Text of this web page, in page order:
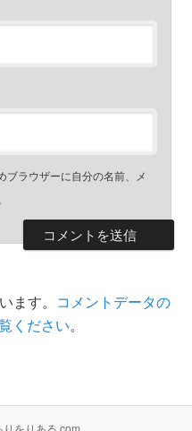
ブラウザーに自分の名前、メ
ます。 コメントデータの
ください。
をりある.com